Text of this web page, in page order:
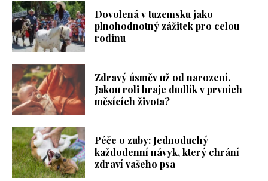
Dovolená v tuzemsku jako
plnohodnotný zážitek pro celou
rodinu
Zdravý úsměv už od narození.
Jakou roli hraje dudlík v prvních
měsících života?
Péče o zuby: Jednoduchý
každodenní návyk, který chrání
zdraví vašeho psa